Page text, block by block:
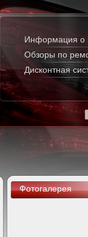
Информация о
Обзоры по
Дисконтная
Фотогалерея